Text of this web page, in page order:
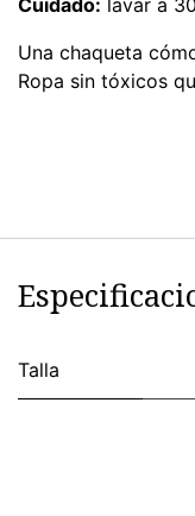
Cuidado: lavar a
Una chaqueta
Ropa sin tóxicos
Talla